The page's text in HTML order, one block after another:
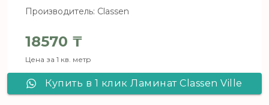
Производитель: Classen
18570 ₸
Цена за 1 кв. метр
Купить в 1 клик Ламинат Classen Ville